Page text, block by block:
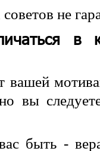
не
в
вашей
вы
быть -